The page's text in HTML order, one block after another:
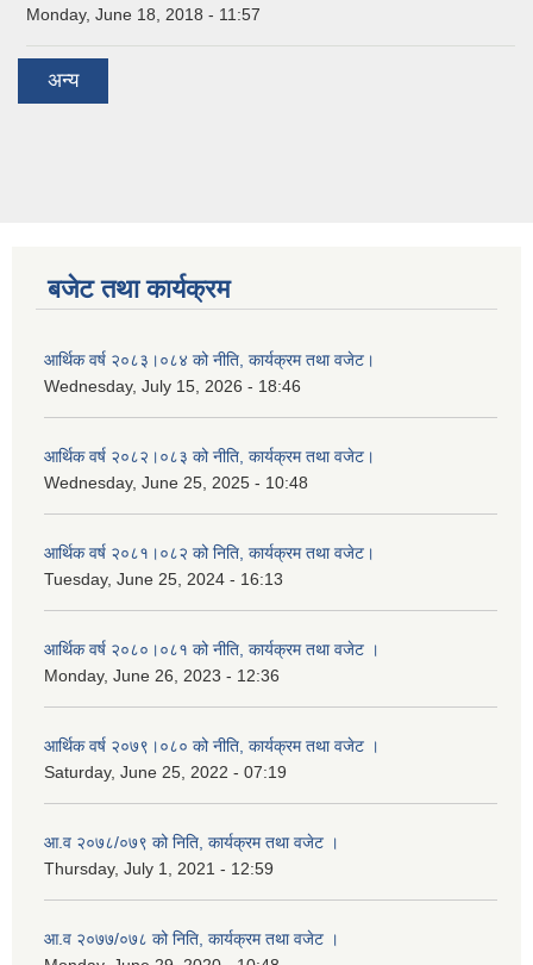
Monday, June 18, 2018 - 11:57
अन्य
बजेट तथा कार्यक्रम
आर्थिक वर्ष २०८३।०८४ को नीति, कार्यक्रम तथा वजेट।
Wednesday, July 15, 2026 - 18:46
आर्थिक वर्ष २०८२।०८३ को नीति, कार्यक्रम तथा वजेट।
Wednesday, June 25, 2025 - 10:48
आर्थिक वर्ष २०८१।०८२ को निति, कार्यक्रम तथा वजेट।
Tuesday, June 25, 2024 - 16:13
आर्थिक वर्ष २०८०।०८१ को नीति, कार्यक्रम तथा वजेट ।
Monday, June 26, 2023 - 12:36
आर्थिक वर्ष २०७९।०८० को नीति, कार्यक्रम तथा वजेट ।
Saturday, June 25, 2022 - 07:19
आ.व २०७८/०७९ को निति, कार्यक्रम तथा वजेट ।
Thursday, July 1, 2021 - 12:59
आ.व २०७७/०७८ को निति, कार्यक्रम तथा वजेट ।